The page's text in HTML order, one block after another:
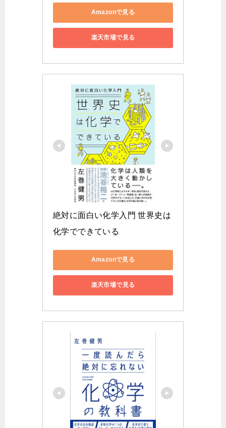
Amazonで見る
楽天市場で見る
絶対に面白い化学入門 世界史は
化学でできている
Amazonで見る
楽天市場で見る